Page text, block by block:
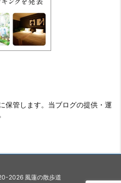
保管します。当ブログの提供・運
-2026 風蓮の散歩道